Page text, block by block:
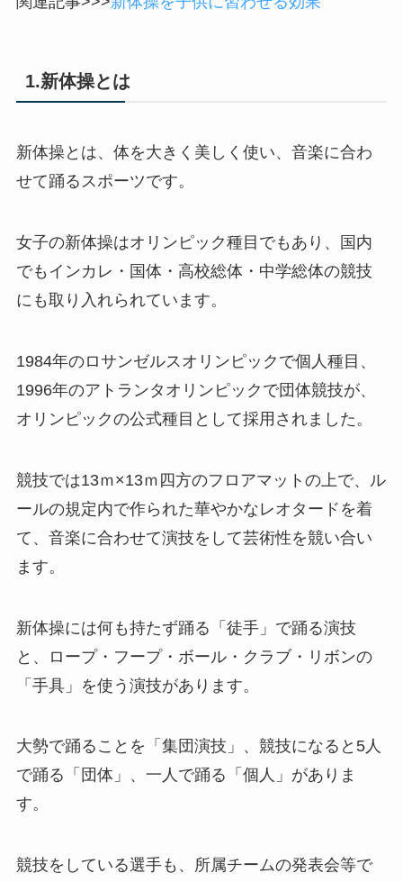
1.新体操とは
新体操とは、体を大きく美しく使い、音楽に合わ
せて踊るスポーツです。
女子の新体操はオリンピック種目でもあり、国内
でもインカレ・国体・高校総体・中学総体の競技
にも取り入れられています。
1984年のロサンゼルスオリンピックで個人種目、
1996年のアトランタオリンピックで団体競技が、
オリンピックの公式種目として採用されました。
競技では13ｍ×13ｍ四方のフロアマットの上で、ル
ールの規定内で作られた華やかなレオタードを着
て、音楽に合わせて演技をして芸術性を競い合い
ます。
新体操には何も持たず踊る「徒手」で踊る演技
と、ロープ・フープ・ボール・クラブ・リボンの
「手具」を使う演技があります。
大勢で踊ることを「集団演技」、競技になると5人
で踊る「団体」、一人で踊る「個人」がありま
す。
競技をしている選手も、所属チームの発表会等で